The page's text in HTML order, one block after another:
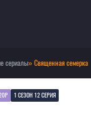
сериалы» Священная семерка
1 СЕЗОН 12 СЕРИЯ